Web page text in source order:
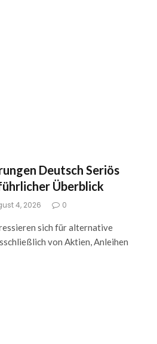
Deutsch Seriös
Überblick
4, 2026 0
sich für alternative
von Aktien, Anleihen